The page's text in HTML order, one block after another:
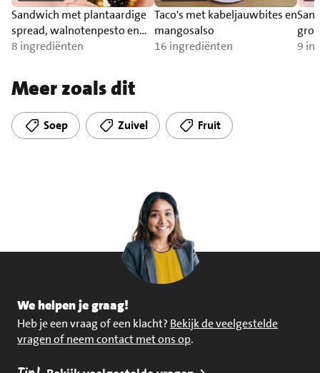
Sandwich met plantaardige
spread, walnotenpesto en
bramen.
8 ingrediënten
Taco's met kabeljauwbites en
mangosalso
16 ingrediënten
9
Meer zoals dit
Soep Zuivel Fruit
We helpen je graag!
Heb je een vraag of een klacht? Bekijk de veelgestelde
vragen of neem contact met ons op.